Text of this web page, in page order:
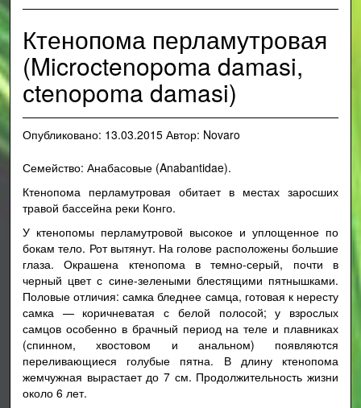
Ктенопома перламутровая
(Microctenopoma damasi,
сtenopoma damasi)
Опубликовано: 13.03.2015 Автор: Novaro
Семейство: Анабасовые (Anabantidae).
Ктенопома перламутровая обитает в местах заросших
травой бассейна реки Конго.
У ктенопомы перламутровой высокое и уплощенное по
бокам тело. Рот вытянут. На голове расположены большие
глаза. Окрашена ктенопома в темно-серый, почти в
черный цвет с сине-зелеными блестящими пятнышками.
Половые отличия: самка бледнее самца, готовая к нересту
самка — коричневатая с белой полосой; у взрослых
самцов особенно в брачный период на теле и плавниках
(спинном, хвостовом и анальном) появляются
переливающиеся голубые пятна. В длину ктенопома
жемчужная вырастает до 7 см. Продолжительность жизни
около 6 лет.